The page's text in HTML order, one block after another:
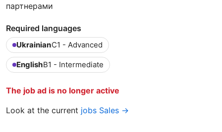
партнерами
Required languages
UkrainianC1 - Advanced
EnglishB1 - Intermediate
The job ad is no longer active
Look at the current jobs Sales →